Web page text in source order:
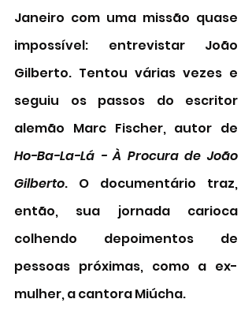
Janeiro com uma missão quase
impossível: entrevistar João
Gilberto. Tentou várias vezes e
seguiu os passos do escritor
Ho-Ba-La-Lá - À Procura de João
Gilberto. O documentário traz,
então, sua jornada carioca
colhendo depoimentos de
pessoas próximas, como a ex-
mulher, a cantora Miúcha.